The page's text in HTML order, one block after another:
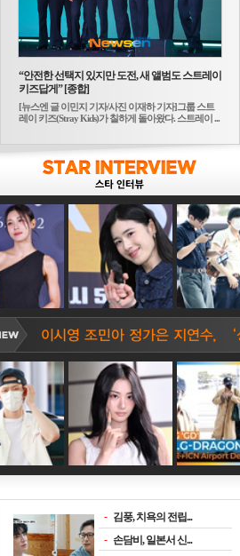
“안전한 선택지 있지만 도전, 새 앨범도 스트레이
키즈답게” [종합]
[뉴스엔 글 이민지 기자/사진 이재하 기자]그룹 스트
레이 키즈(Stray Kids)가 칠하게 돌아왔다. 스트레이 ...
- 김풍, 치욕의 전립...
- 손담비, 일본서 신...